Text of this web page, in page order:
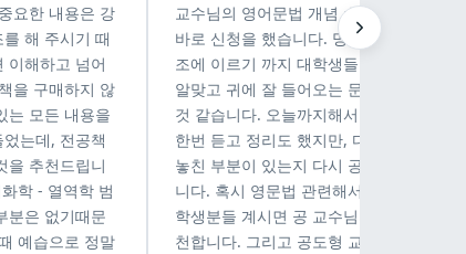
요한 내용은 강
해 주시기 때
이해하고 넘어
을 구매하지 않
는 모든 내용을
는데, 전공책
을 추천드립니
학 - 열역학 범
분은 없기때문
예습으로 정말
교수님의 영어문법 개념 수업을 확인하고
바로 신청을 했습니다. 명사절 부터 병렬구
조에 이르기 까지 대학생들이 공부하기에
알맞고 귀에 잘 들어오는 문법내용이였던
것 같습니다. 오늘까지해서 영문법 전체를
한번 듣고 정리도 했지만, 다시 들어보면서
놓친 부분이 있는지 다시 공부해보려고 합
니다. 혹시 영문법 관련해서 망설이고 계신
학생분들 계시면 공 교수님의 영문법을 추
천합니다. 그리고 공도형 교수님께도 감사